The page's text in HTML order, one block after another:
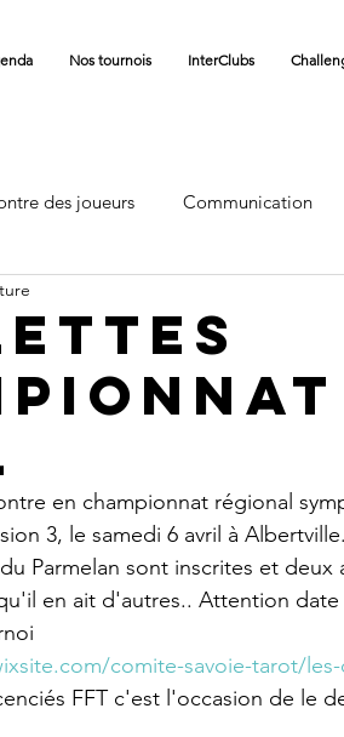
Nos tournois InterClubs
des joueurs Communication
Carnet
en championnat régional
3, le samedi 6 avril à Albertville.
Parmelan sont inscrites et deux
en ait d'autres.. Attention
comite-savoie-tarot/
FFT c'est l'occasion de le